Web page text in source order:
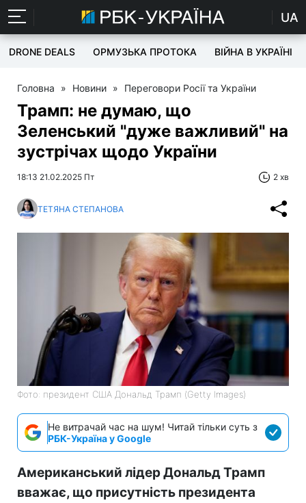
UA
DRONE DEALS ОРМУЗЬКА ПРОТОКА ВІЙНА В УКРАЇНІ
Головна » Новини » Переговори Росії та України
Трамп: не думаю, що
Зеленський "дуже важливий" на
зустрічах щодо України
18:13 21.02.2025 Пт 2 хв
ТЕТЯНА СТЕПАНОВА
Фото: президент США Дональд Трамп (Getty Images)
Не витрачай час на шум! Читай тільки суть з
РБК-Україна у Google
Американський лідер Дональд Трамп
вважає, що присутність президента